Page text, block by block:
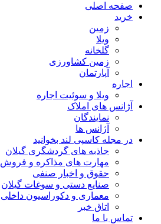
صفحه اصلی
خرید
زمین
ویلا
گلخانه
زمین کشاورزی
آپارتمان
اجاره
ویلا و سوئیت اجاره
آژانس های املاک
نمایندگان
آژانس ها
در مجله کاسپی لند بخوانید
جاذبه های گردشگری گیلان
مهارت های مذاکره و فروش
حقوق و اخبار صنفی
صنایع دستی و سوغات گیلان
معماری و دکوراسیون داخلی
اتاق خبر
تماس با ما